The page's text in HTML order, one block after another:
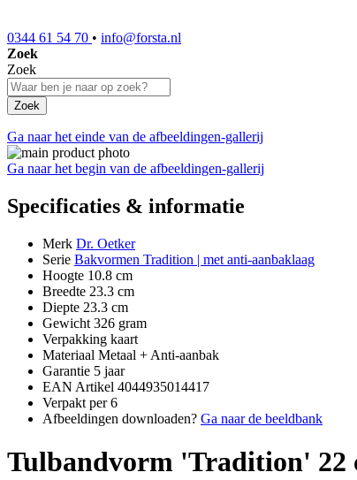
0344 61 54 70 • info@forsta.nl
Zoek
Zoek
Zoek
Ga naar het einde van de afbeeldingen-gallerij
Ga naar het begin van de afbeeldingen-gallerij
Specificaties & informatie
Merk Dr. Oetker
Serie Bakvormen Tradition | met anti-aanbaklaag
Hoogte 10.8 cm
Breedte 23.3 cm
Diepte 23.3 cm
Gewicht 326 gram
Verpakking kaart
Materiaal Metaal + Anti-aanbak
Garantie 5 jaar
EAN Artikel 4044935014417
Verpakt per 6
Afbeeldingen downloaden? Ga naar de beeldbank
Tulbandvorm 'Tradition' 22